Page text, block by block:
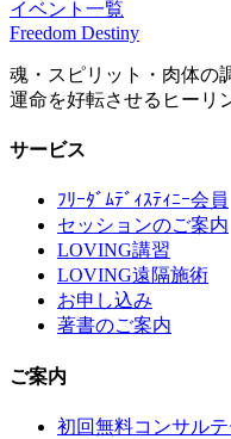
イベント一覧
Freedom Destiny
魂・スピリット・肉体の
運命を好転させるヒーリ
サービス
ﾌﾘｰﾀﾞﾑﾃﾞｨｽﾃｨﾆｰ会員
セッションのご案内
LOVING講習
LOVING遠隔施術
お申し込み
著書のご案内
ご案内
初回無料コンサル